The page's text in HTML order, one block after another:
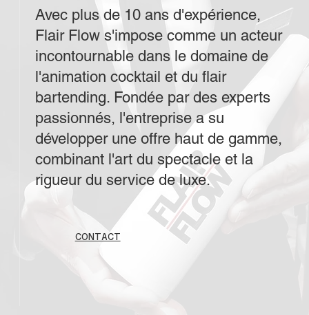
CONTACT
Avec plus de 10 ans d'expérience,
Flair Flow s'impose comme un acteur
incontournable dans le domaine de
l'animation cocktail et du flair
bartending. Fondée par des experts
passionnés, l'entreprise a su
développer une offre haut de gamme,
combinant l'art du spectacle et la
rigueur du service de luxe.